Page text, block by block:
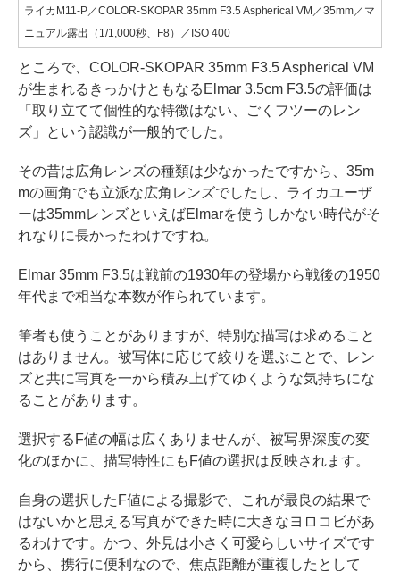
ライカM11-P／COLOR-SKOPAR 35mm F3.5 Aspherical VM／35mm／マ
ニュアル露出（1/1,000秒、F8）／ISO 400
ところで、COLOR-SKOPAR 35mm F3.5 Aspherical VM
が生まれるきっかけともなるElmar 3.5cm F3.5の評価は
「取り立てて個性的な特徴はない、ごくフツーのレン
ズ」という認識が一般的でした。
その昔は広角レンズの種類は少なかったですから、35m
mの画角でも立派な広角レンズでしたし、ライカユーザ
ーは35mmレンズといえばElmarを使うしかない時代がそ
れなりに長かったわけですね。
Elmar 35mm F3.5は戦前の1930年の登場から戦後の1950
年代まで相当な本数が作られています。
筆者も使うことがありますが、特別な描写は求めること
はありません。被写体に応じて絞りを選ぶことで、レン
ズと共に写真を一から積み上げてゆくような気持ちにな
ることがあります。
選択するF値の幅は広くありませんが、被写界深度の変
化のほかに、描写特性にもF値の選択は反映されます。
自身の選択したF値による撮影で、これが最良の結果で
はないかと思える写真ができた時に大きなヨロコビがあ
るわけです。かつ、外見は小さく可愛らしいサイズです
から、携行に便利なので、焦点距離が重複したとして